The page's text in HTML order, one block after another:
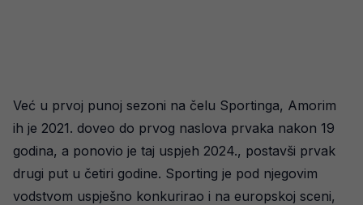
Već u prvoj punoj sezoni na čelu Sportinga, Amorim
ih je 2021. doveo do prvog naslova prvaka nakon 19
godina, a ponovio je taj uspjeh 2024., postavši prvak
drugi put u četiri godine. Sporting je pod njegovim
vodstvom uspješno konkurirao i na europskoj sceni,